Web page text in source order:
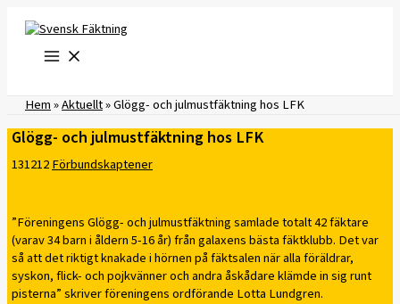
innehåll
Hem»Aktuellt»Glögg- och julmustfäktning hos LFK
Glögg- och julmustfäktning hos LFK
131212Förbundskaptener
”Föreningens Glögg- och julmustfäktning samlade totalt 42 fäktare
(varav 34 barn i åldern 5-16 år) från galaxens bästa fäktklubb. Det var
så att det riktigt knakade i hörnen på fäktsalen när alla föräldrar,
syskon, flick- och pojkvänner och andra åskådare klämde in sig runt
pisterna” skriver föreningens ordförande Lotta Lundgren.